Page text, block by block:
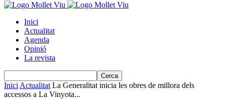
Inici
Actualitat
Agenda
Opinió
La revista
Inici Actualitat La Generalitat inicia les obres de millora dels
accessos a La Vinyota...